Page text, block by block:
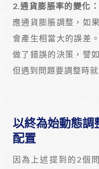
2.通貨膨脹率的變化：
應通貨膨脹調整，如
會產生相當大的誤差
做了錯誤的決策，譬
但遇到問題要調整時
以終為始動態調
配置
因為上述提到的2個